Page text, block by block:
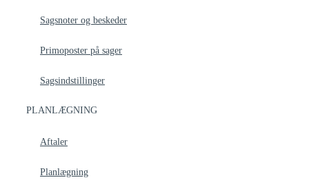
Sagsnoter og beskeder
Primoposter på sager
Sagsindstillinger
PLANLÆGNING
Aftaler
Planlægning